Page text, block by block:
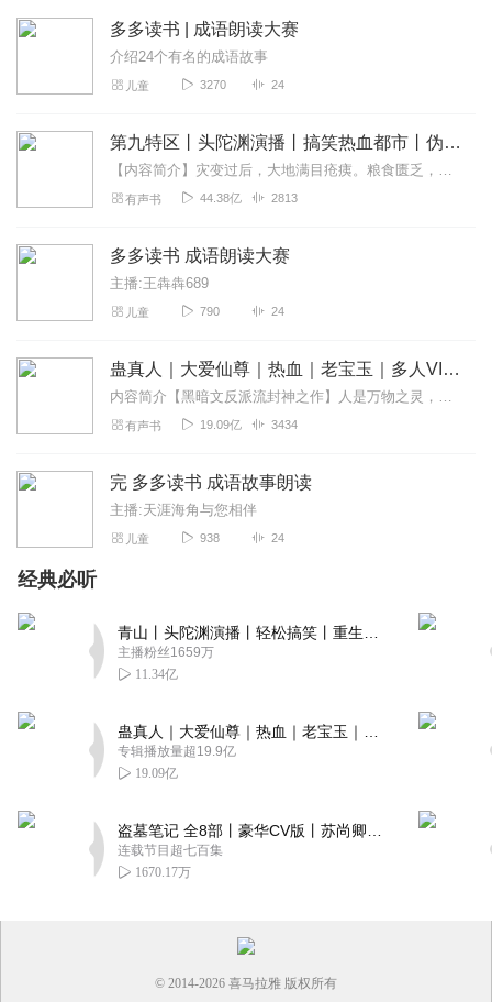
多多读书 | 成语朗读大赛
介绍24个有名的成语故事
儿童 3270 24
第九特区丨头陀渊演播丨搞笑热血都市丨伪戒丨VIP免费多人有声剧
【内容简介】灾变过后，大地满目疮痍。粮食匮乏，资源紧俏，局势混乱……一位从待规划区杀出来的青年，背对着漫天黄沙，孤身来到九区谋生，却不曾想偶然结识三五好友，一念...
有声书 44.38亿 2813
多多读书 成语朗读大赛
主播:王犇犇689
儿童 790 24
蛊真人｜大爱仙尊｜热血｜老宝玉｜多人VIP免费有声剧
内容简介【黑暗文反派流封神之作】人是万物之灵，蛊是天地真精。一个穿越者不断重生的故事。一个养蛊、炼蛊、用蛊的奇特世界。配音组（男角色）老宝玉旁白...
有声书 19.09亿 3434
完 多多读书 成语故事朗读
主播:天涯海角与您相伴
儿童 938 24
经典必听
主播粉丝1659万
11.34亿
专辑播放量超19.9亿
19.09亿
连载节目超七百集
1670.17万
© 2014-2026 喜马拉雅 版权所有